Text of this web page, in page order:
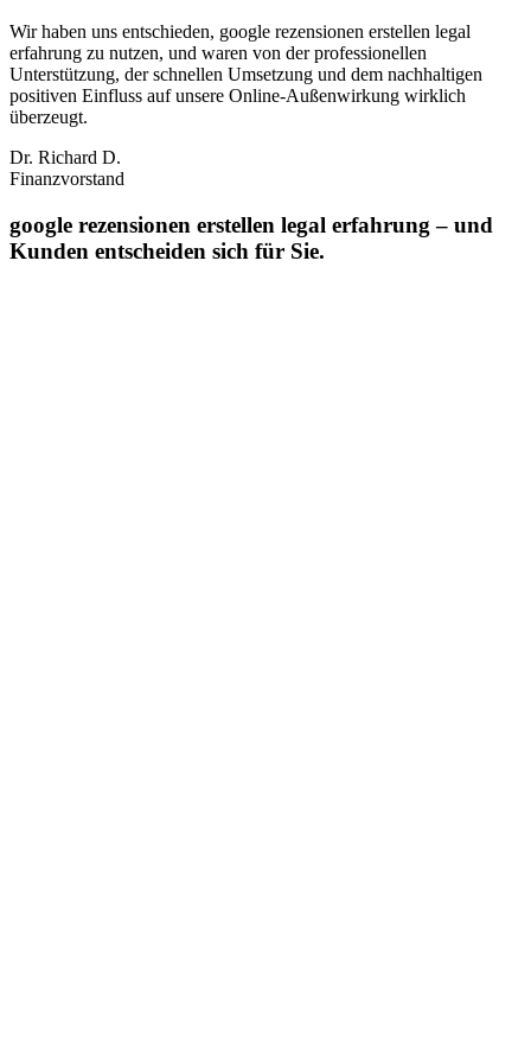
Wir haben uns entschieden, google rezensionen erstellen legal
erfahrung zu nutzen, und waren von der professionellen
Unterstützung, der schnellen Umsetzung und dem nachhaltigen
positiven Einfluss auf unsere Online‑Außenwirkung wirklich
überzeugt.
Dr. Richard D.
Finanzvorstand
google rezensionen erstellen legal erfahrung – und
Kunden entscheiden sich für Sie.